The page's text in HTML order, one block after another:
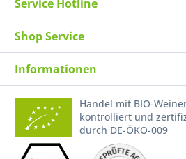
Service Hotline
Shop Service
Informationen
Handel mit BIO-
kontrolliert und
durch DE-ÖKO-009